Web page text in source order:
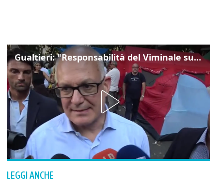
Gualtieri: "Responsabilità del Viminale su Spin Time? La posizione dei partiti è nota"
LEGGI ANCHE